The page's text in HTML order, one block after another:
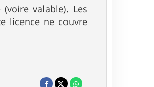
valable). Les
licence ne couvre